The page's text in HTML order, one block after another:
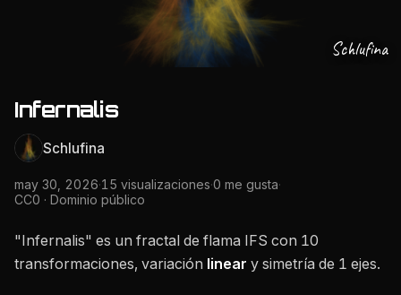
Schlufina
Infernalis
Schlufina
may 30, 2026·15 visualizaciones·0 me gusta·
CC0 · Dominio público
"Infernalis" es un fractal de flama IFS con 10
transformaciones, variación linear y simetría de 1 ejes.